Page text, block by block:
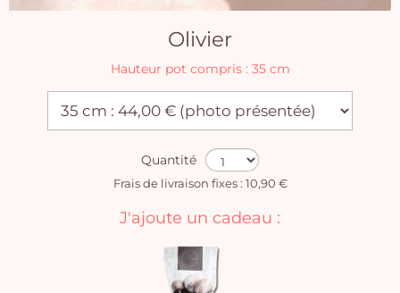
Olivier
Hauteur pot compris : 35 cm
Quantité
Frais de livraison fixes : 10,90 €
J'ajoute un cadeau :